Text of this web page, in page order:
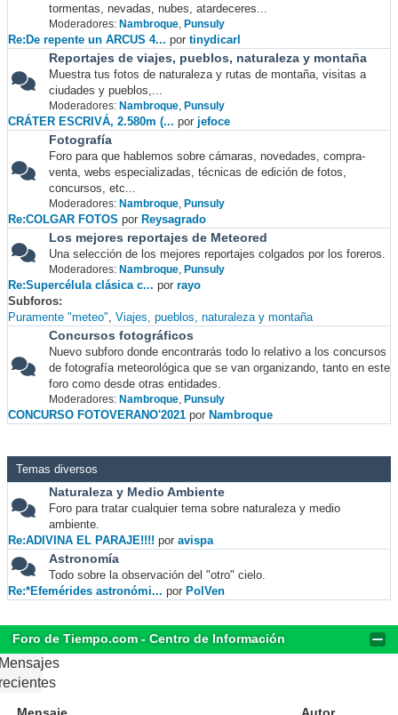
tormentas, nevadas, nubes, atardeceres...
Moderadores: Nambroque, Punsuly
Re:De repente un ARCUS 4... por tinydicarl
Reportajes de viajes, pueblos, naturaleza y montaña
Muestra tus fotos de naturaleza y rutas de montaña, visitas a
ciudades y pueblos,...
Moderadores: Nambroque, Punsuly
CRÁTER ESCRIVÁ, 2.580m (... por jefoce
Fotografía
Foro para que hablemos sobre cámaras, novedades, compra-
venta, webs especializadas, técnicas de edición de fotos,
concursos, etc...
Moderadores: Nambroque, Punsuly
Re:COLGAR FOTOS por Reysagrado
Los mejores reportajes de Meteored
Una selección de los mejores reportajes colgados por los foreros.
Moderadores: Nambroque, Punsuly
Re:Supercélula clásica c... por rayo
Subforos
Puramente "meteo" Viajes, pueblos, naturaleza y montaña
Concursos fotográficos
Nuevo subforo donde encontrarás todo lo relativo a los concursos
de fotografía meteorológica que se van organizando, tanto en este
foro como desde otras entidades.
Moderadores: Nambroque, Punsuly
CONCURSO FOTOVERANO'2021 por Nambroque
Temas diversos
Naturaleza y Medio Ambiente
Foro para tratar cualquier tema sobre naturaleza y medio
ambiente.
Re:ADIVINA EL PARAJE!!!! por avispa
Astronomía
Todo sobre la observación del "otro" cielo.
Re:*Efemérides astronómi... por PolVen
Foro de Tiempo.com - Centro de Información